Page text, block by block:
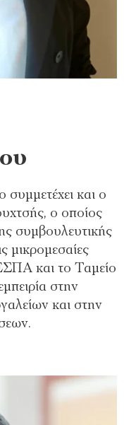
συμμετέχει και ο
ο οποίος
συμβουλευτικής
μικρομεσαίες
και το Ταμείο
στην
και στην